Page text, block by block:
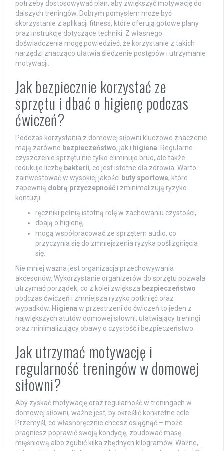
potrzeby dostosowywać plan, aby zwiększyć motywację do
dalszych treningów. Dobrym pomysłem może być
skorzystanie z aplikacji fitness, które oferują gotowe plany
oraz instrukcje dotyczące techniki. Z własnego
doświadczenia mogę powiedzieć, że korzystanie z takich
narzędzi znacząco ułatwia śledzenie postępów i utrzymanie
motywacji.
Jak bezpiecznie korzystać ze
sprzętu i dbać o higienę podczas
ćwiczeń?
Podczas korzystania z domowej siłowni kluczowe znaczenie
mają zarówno bezpieczeństwo, jak i higiena . Regularne
czyszczenie sprzętu nie tylko eliminuje brud, ale także
redukuje liczbę bakterii, co jest istotne dla zdrowia. Warto
zainwestować w wysokiej jakości buty sportowe, które
zapewnią dobrą przyczepność i zminimalizują ryzyko
kontuzji.
ręczniki pełnią istotną rolę w zachowaniu czystości,
dbają o higienę,
mogą współpracować ze sprzętem audio, co
przyczynia się do zmniejszenia ryzyka poślizgnięcia
się.
Nie mniej ważna jest organizacja przechowywania
akcesoriów. Wykorzystanie organizerów do sprzętu pozwala
utrzymać porządek, co z kolei zwiększa bezpieczeństwo
podczas ćwiczeń i zmniejsza ryzyko potknięć oraz
wypadków. Higiena w przestrzeni do ćwiczeń to jeden z
największych atutów domowej siłowni, ułatwiający treningi
oraz minimalizujący obawy o czystość i bezpieczeństwo.
Jak utrzymać motywację i
regularność treningów w domowej
siłowni?
Aby zyskać motywację oraz regularność w treningach w
domowej siłowni, ważne jest, by określić konkretne cele.
Przemyśl, co własnoręcznie chcesz osiągnąć – może
pragniesz poprawić swoją kondycję, zbudować masę
mięśniową albo zgubić kilka zbędnych kilogramów. Ważne,